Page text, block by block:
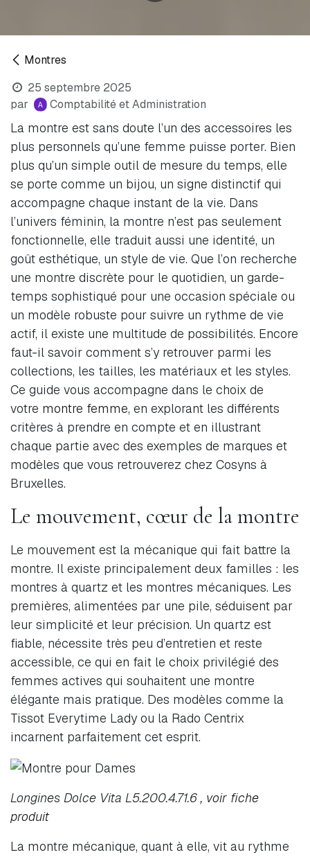
Montres
25 septembre 2025
par
Comptabilité et Administration
La montre est sans doute l’un des accessoires les
plus personnels qu’une femme puisse porter. Bien
plus qu’un simple outil de mesure du temps, elle
se porte comme un bijou, un signe distinctif qui
accompagne chaque instant de la vie. Dans
l’univers féminin, la montre n’est pas seulement
fonctionnelle, elle traduit aussi une identité, un
goût esthétique, un style de vie. Que l’on recherche
une montre discrète pour le quotidien, un garde-
temps sophistiqué pour une occasion spéciale ou
un modèle robuste pour suivre un rythme de vie
actif, il existe une multitude de possibilités. Encore
faut-il savoir comment s’y retrouver parmi les
collections, les tailles, les matériaux et les styles.
Ce guide vous accompagne dans le choix de
votre montre femme, en explorant les différents
critères à prendre en compte et en illustrant
chaque partie avec des exemples de marques et
modèles que vous retrouverez chez Cosyns à
Bruxelles.
Le mouvement, cœur de la montre
Le mouvement est la mécanique qui fait battre la
montre. Il existe principalement deux familles : les
montres à quartz et les montres mécaniques. Les
premières, alimentées par une pile, séduisent par
leur simplicité et leur précision. Un quartz est
fiable, nécessite très peu d’entretien et reste
accessible, ce qui en fait le choix privilégié des
femmes actives qui souhaitent une montre
élégante mais pratique. Des modèles comme la
Tissot Everytime Lady ou la Rado Centrix
incarnent parfaitement cet esprit.
Longines Dolce Vita L5.200.4.71.6 , voir fiche
produit
La montre mécanique, quant à elle, vit au rythme